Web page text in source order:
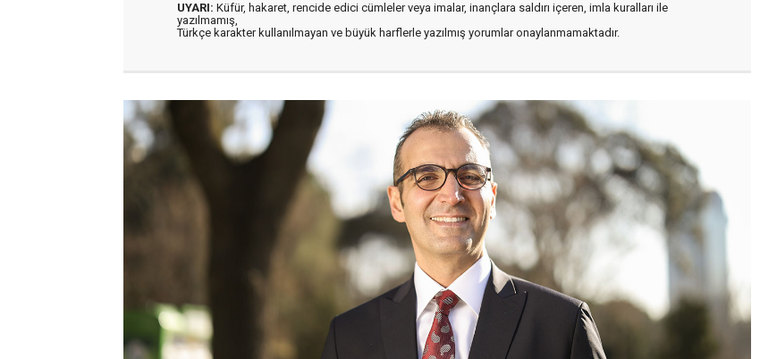
UYARI: Küfür, hakaret, rencide edici cümleler veya imalar, inançlara saldırı içeren, imla kuralları ile
yazılmamış,
Türkçe karakter kullanılmayan ve büyük harflerle yazılmış yorumlar onaylanmamaktadır.